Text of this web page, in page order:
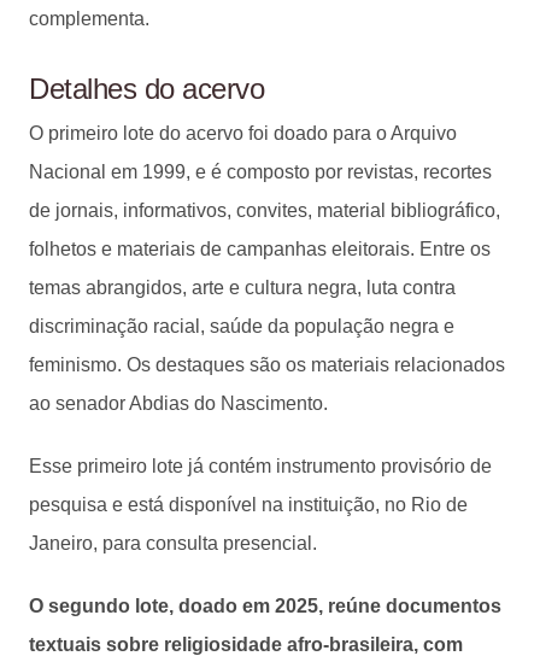
complementa.
Detalhes do acervo
O primeiro lote do acervo foi doado para o Arquivo
Nacional em 1999, e é composto por revistas, recortes
de jornais, informativos, convites, material bibliográfico,
folhetos e materiais de campanhas eleitorais. Entre os
temas abrangidos, arte e cultura negra, luta contra
discriminação racial, saúde da população negra e
feminismo. Os destaques são os materiais relacionados
ao senador Abdias do Nascimento.
Esse primeiro lote já contém instrumento provisório de
pesquisa e está disponível na instituição, no Rio de
Janeiro, para consulta presencial.
O segundo lote, doado em 2025, reúne documentos
textuais sobre religiosidade afro-brasileira, com